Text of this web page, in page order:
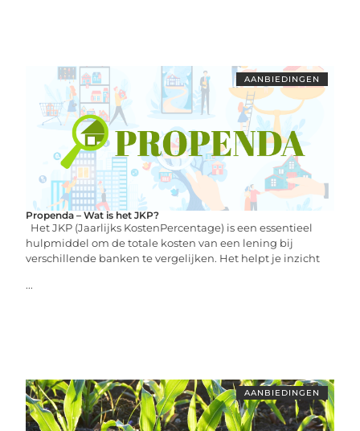
AANBIEDINGEN
Propenda – Wat is het JKP?
Het JKP (Jaarlijks KostenPercentage) is een essentieel
hulpmiddel om de totale kosten van een lening bij
verschillende banken te vergelijken. Het helpt je inzicht
...
AANBIEDINGEN